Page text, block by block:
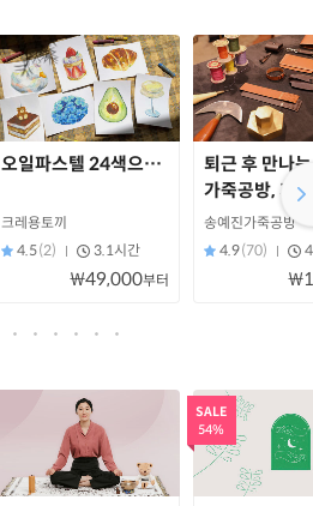
오일파스텔 24색으로 꾸덕하게 그리는 그
크레용토끼
4.5(2) 3.1시간
₩49,000부터
퇴근 후 만나는
가죽공방, 기
송예진가죽공방
4.9(70)
SALE
54%